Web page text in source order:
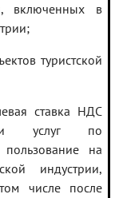
включенных в
туристской
ставка НДС
услуг по
на
индустрии,
числе после